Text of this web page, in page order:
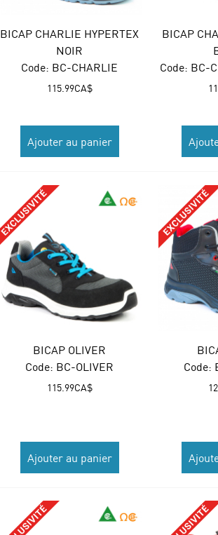
BICAP CHARLIE HYPERTEX
NOIR
Code: BC-CHARLIE
CA$
115.99
Ajouter au panier
BICAP
Code: BC-
BICAP OLIVER
Code: BC-OLIVER
CA$
115.99
Ajouter au panier
Code: